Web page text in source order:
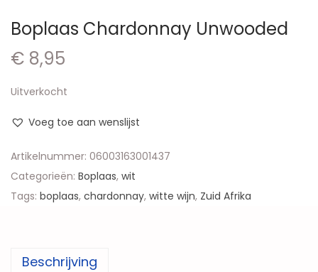
Boplaas Chardonnay Unwooded
€ 8,95
Uitverkocht
Voeg toe aan wenslijst
Artikelnummer: 06003163001437
Categorieën: Boplaas, wit
Tags: boplaas, chardonnay, witte wijn, Zuid Afrika
Beschrijving